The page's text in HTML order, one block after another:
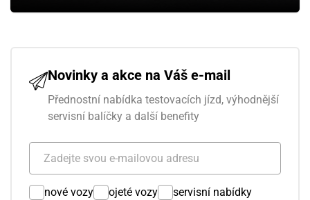
Novinky a akce na Váš e-mail
Přednostní nabídka testovacích jízd, výhodnější
servisní balíčky a další benefity
nové vozy ojeté vozy
servisní nabídky